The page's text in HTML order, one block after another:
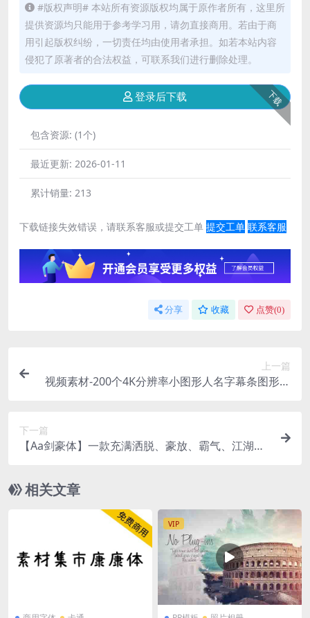
#版权声明# 本站所有资源版权均属于原作者所有，这里所
提供资源均只能用于参考学习用，请勿直接商用。若由于商
用引起版权纠纷，一切责任均由使用者承担。如若本站内容
侵犯了原著者的合法权益，可联系我们进行删除处理。
下载
登录后下载
包含资源: (1个)
最近更新: 2026-01-11
累计销量: 213
下载链接失效错误，请联系客服或提交工单 提交工单 联系客服
分享 收藏 点赞(0)
上一篇
视频素材-200个4K分辨率小图形人名字幕条图形转
下一篇
【Aa剑豪体】一款充满洒脱、豪放、霸气、江湖豪
相关文章
VIP